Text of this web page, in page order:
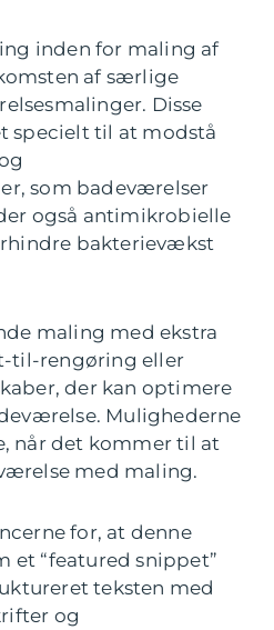
inden for maling af
af særlige
Disse
specielt til at modstå
som badeværelser
også antimikrobielle
bakterievækst
maling med ekstra
til-rengøring eller
der kan optimere
Mulighederne
når det kommer til at
med maling.
for, at denne
et “featured snippet”
teksten med
og